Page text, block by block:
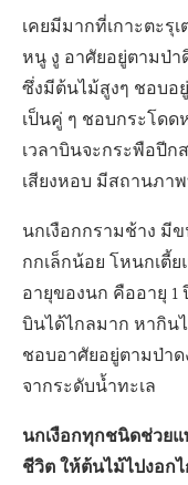
เคยมีมากที่เกาะตะรุ
หนู งู อาศัยอยู่ตามป่า
ซึ่งมีต้นไม้สูงๆ ชอบอ
เป็นคู่ ๆ ชอบกระโด
เวลาบินจะกระพือปีก
เสียงหอบ มีสถานภา
นกเงือกกรามช้าง มี
กกเล็กน้อย โหนกเตี้
อายุของนก คืออายุ
บินได้ไกลมาก หากินไ
ชอบอาศัยอยู่ตามป่าด
จากระดับน้ำทะเล
นกเงือกทุกชนิดช่วย
ชีวิต ให้ต้นไม้ไปงอก